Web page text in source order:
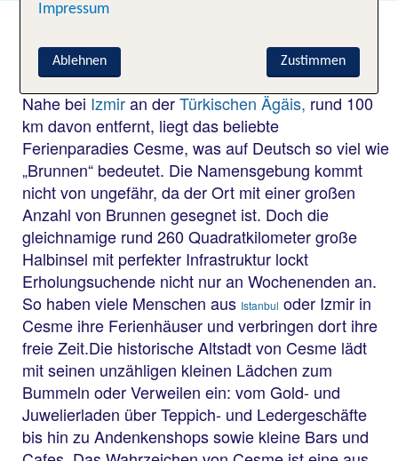
Cesme
Nahe bei Izmiran derTürkischen Ägäis, rund 100
km davon entfernt, liegt das beliebte
Ferienparadies Cesme, was auf Deutsch so viel wie
„Brunnen“ bedeutet. Die Namensgebung kommt
nicht von ungefähr, da der Ort mit einer großen
Anzahl von Brunnen gesegnet ist. Doch die
gleichnamige rund 260 Quadratkilometer große
Halbinsel mit perfekter Infrastruktur lockt
Erholungsuchende nicht nur an Wochenenden an.
So haben viele Menschen aus Istanbul oder Izmir in
Cesme ihre Ferienhäuser und verbringen dort ihre
freie Zeit.Die historische Altstadt von Cesme lädt
mit seinen unzähligen kleinen Lädchen zum
Bummeln oder Verweilen ein: vom Gold- und
Juwelierladen über Teppich- und Ledergeschäfte
bis hin zu Andenkenshops sowie kleine Bars und
Impressum
Zustimmen
Ablehnen